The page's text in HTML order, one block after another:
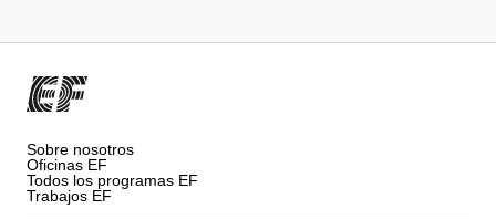
Sobre nosotros
Oficinas EF
Todos los programas EF
Trabajos EF